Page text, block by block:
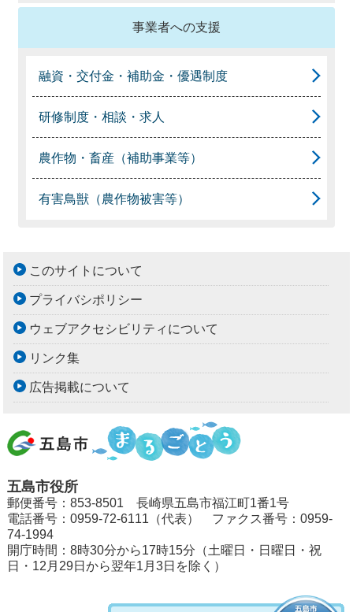
事業者への支援
融資・交付金・補助金・優遇制度
研修制度・相談・求人
農作物・畜産（補助事業等）
有害鳥獣（農作物被害等）
このサイトについて
プライバシポリシー
ウェブアクセシビリティについて
リンク集
広告掲載について
五島市役所
郵便番号：853-8501 長崎県五島市福江町1番1号
電話番号：0959-72-6111（代表） ファクス番号：0959-
74-1994
開庁時間：8時30分から17時15分（土曜日・日曜日・祝
日・12月29日から翌年1月3日を除く）